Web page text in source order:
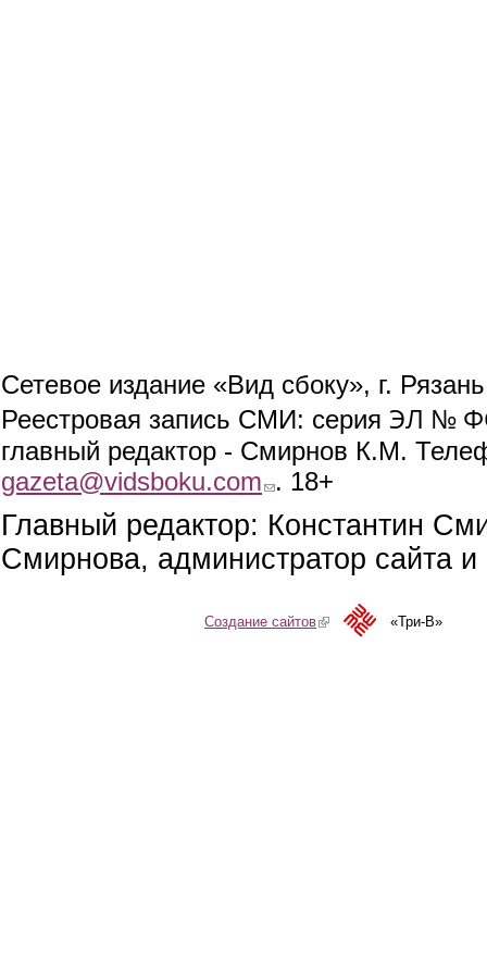
Сетевое издание «Вид сбоку», г.
Реестровая запись СМИ: серия ЭЛ №
главный редактор - Смирнов К.М.
gazeta@vidsboku.com (link sends e-mail)
. 18+
Главный редактор: Константин
Смирнова, администратор сайта
Создание сайтов(link is external)«Три-В»